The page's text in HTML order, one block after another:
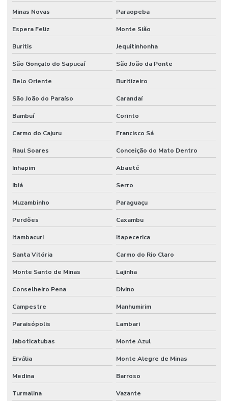
Minas Novas Paraopeba
Espera Feliz Monte Sião
Buritis Jequitinhonha
São Gonçalo do Sapucaí São João da Ponte
Belo Oriente Buritizeiro
São João do Paraíso Carandaí
Bambuí Corinto
Carmo do Cajuru Francisco Sá
Raul Soares Conceição do Mato Dentro
Inhapim Abaeté
Ibiá Serro
Muzambinho Paraguaçu
Perdões Caxambu
Itambacuri Itapecerica
Santa Vitória Carmo do Rio Claro
Monte Santo de Minas Lajinha
Conselheiro Pena Divino
Campestre Manhumirim
Paraisópolis Lambari
Jaboticatubas Monte Azul
Ervália Monte Alegre de Minas
Medina Barroso
Turmalina Vazante